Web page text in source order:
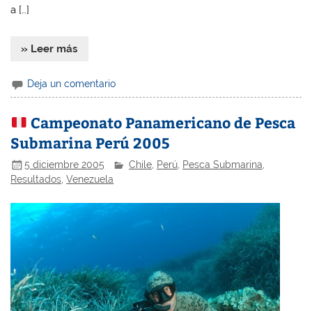
a […]
» Leer más
Deja un comentario
Campeonato Panamericano de Pesca
Submarina Perú 2005
5 diciembre 2005 Chile Perú Pesca Submarina
Resultados ,Venezuela